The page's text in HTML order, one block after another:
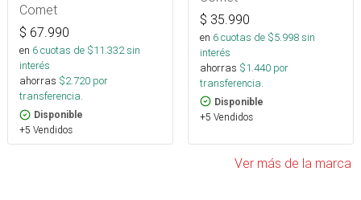
Comet
$ 67.990
en 6cuotas de $11.332sin
interés
ahorras $2.720 por
transferencia.
Disponible
+5 Vendidos
$ 35.990
en 6cuotas de $5.998sin
interés
ahorras $1.440 por
transferencia.
Disponible
+5 Vendidos
Ver más de la marca